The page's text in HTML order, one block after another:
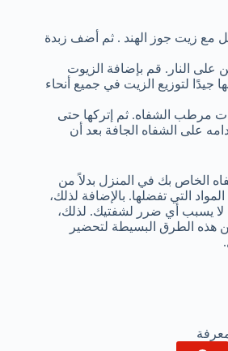
مع زيت جوز الهند . ثم أضف زبدة
على النار. قم بإضافة الزيوت
جيدًا لتوزيع الزيت في جميع أنحاء
مرطب الشفاه. ثم إتركها حتى
على الشفاه الجافة بعد أن
الخاص بك في المنزل بدلاً من
التي تفضلها. بالإضافة لذلك،
يسبب أي ضرر لشفتيك. لذلك،
هذه الطرق البسيطة لتحضير